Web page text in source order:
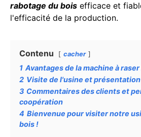
rabotage du bois efficace et
l'efficacité de la production.
Contenu cacher
1 Avantages de la machine à
2 Visite de l'usine et
3 Commentaires des clients et
coopération
4 Bienvenue pour visiter notre
bois !